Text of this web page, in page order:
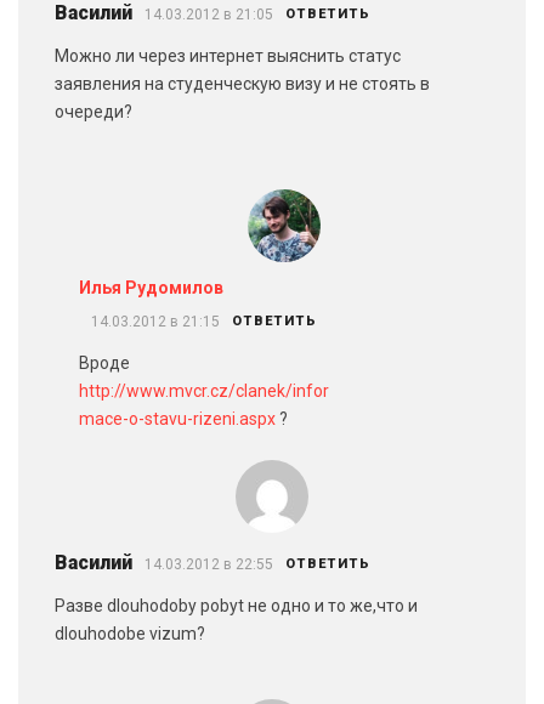
Василий 14.03.2012 в 21:05 ОТВЕТИТЬ
Можно ли через интернет выяснить статус
заявления на студенческую визу и не стоять в
очереди?
Илья Рудомилов
14.03.2012 в 21:15 ОТВЕТИТЬ
Вроде
http://www.mvcr.cz/clanek/infor
mace-o-stavu-rizeni.aspx ?
Василий 14.03.2012 в 22:55 ОТВЕТИТЬ
Разве dlouhodoby pobyt не одно и то же,что и
dlouhodobe vizum?